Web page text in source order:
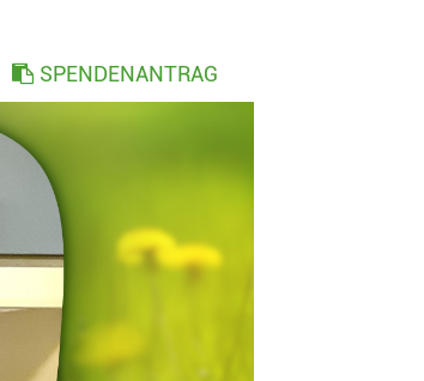
SPENDENANTRAG